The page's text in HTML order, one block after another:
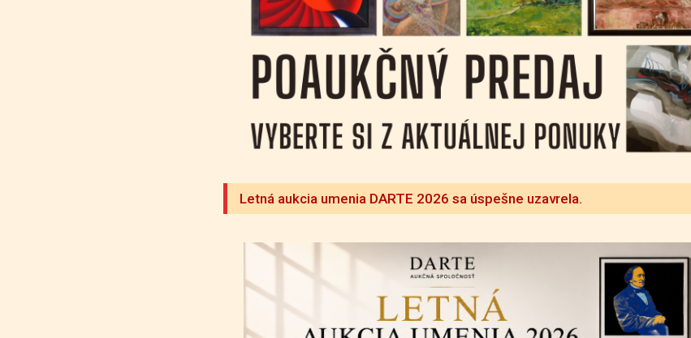
Letná aukcia umenia DARTE 2026 sa úspešne uzavrela.